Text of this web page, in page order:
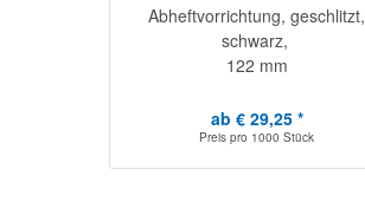
Abheftvorrichtung, geschlitzt,
schwarz,
122 mm
ab € 29,25 *
Preis pro 1000 Stück